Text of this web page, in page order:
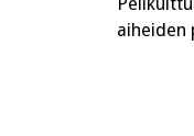
aiheiden